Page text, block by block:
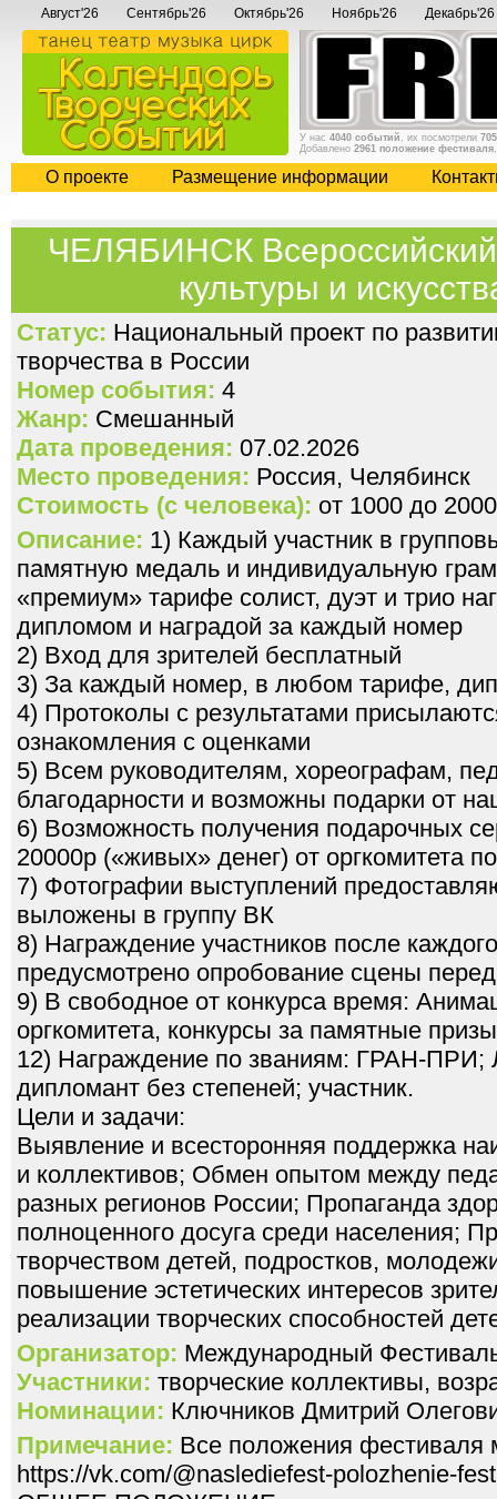
Август'26 Сентябрь'26 Октябрь'26 Ноябрь'26 Декабрь'26
У нас 4040 событий , их посмотрели
Добавлено 2961 положение фестиваля
О проекте Размещение информации
ЧЕЛЯБИНСК Всероссийский
культуры и
Статус: Национальный проект по
творчества в России
Номер события: 4
Жанр: Смешанный
Дата проведения: 07.02.2026
Место проведения: Россия, Челябинск
Стоимость (с человека): от 1000 до
Описание: 1) Каждый участник в
памятную медаль и индивидуальную
«премиум» тарифе солист, дуэт и трио
дипломом и наградой за каждый номер
2) Вход для зрителей бесплатный
3) За каждый номер, в любом тарифе,
4) Протоколы с результатами
ознакомления с оценками
5) Всем руководителям, хореографам,
благодарности и возможны подарки от
6) Возможность получения подарочных
20000р («живых» денег) от оргкомитета
7) Фотографии выступлений
выложены в группу ВК
8) Награждение участников после
предусмотрено опробование сцены
9) В свободное от конкурса время:
оргкомитета, конкурсы за памятные
12) Награждение по званиям: ГРАН-ПРИ;
дипломант без степеней; участник.
Цели и задачи:
Выявление и всесторонняя поддержка
и коллективов; Обмен опытом между
разных регионов России; Пропаганда
полноценного досуга среди населения;
творчеством детей, подростков,
повышение эстетических интересов
реализации творческих способностей
Организатор: Международный
Участники: творческие коллективы,
Номинации: Ключников Дмитрий
Примечание: Все положения фестиваля
https://vk.com/@naslediefest-polozhenie-